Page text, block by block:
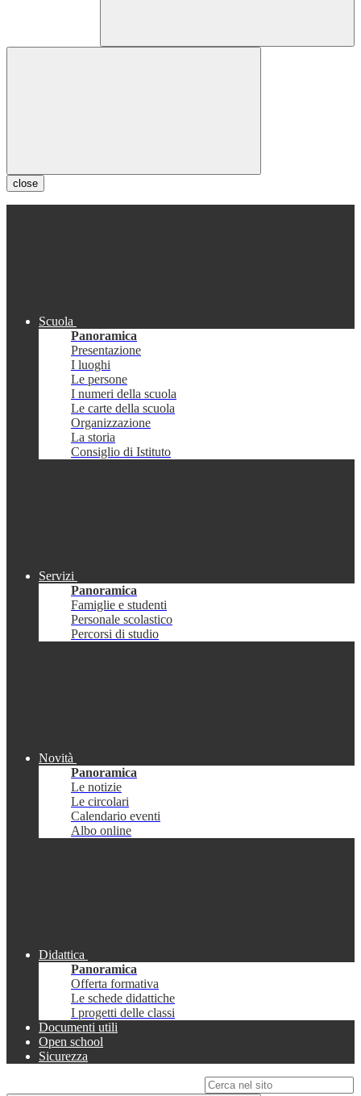
close
Scuola
Panoramica
Presentazione
I luoghi
Le persone
I numeri della scuola
Le carte della scuola
Organizzazione
La storia
Consiglio di Istituto
Servizi
Panoramica
Famiglie e studenti
Personale scolastico
Percorsi di studio
Novità
Panoramica
Le notizie
Le circolari
Calendario eventi
Albo online
Didattica
Panoramica
Offerta formativa
Le schede didattiche
I progetti delle classi
Documenti utili
Open school
Sicurezza